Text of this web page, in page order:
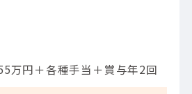
万円＋各種手当＋賞与年2回